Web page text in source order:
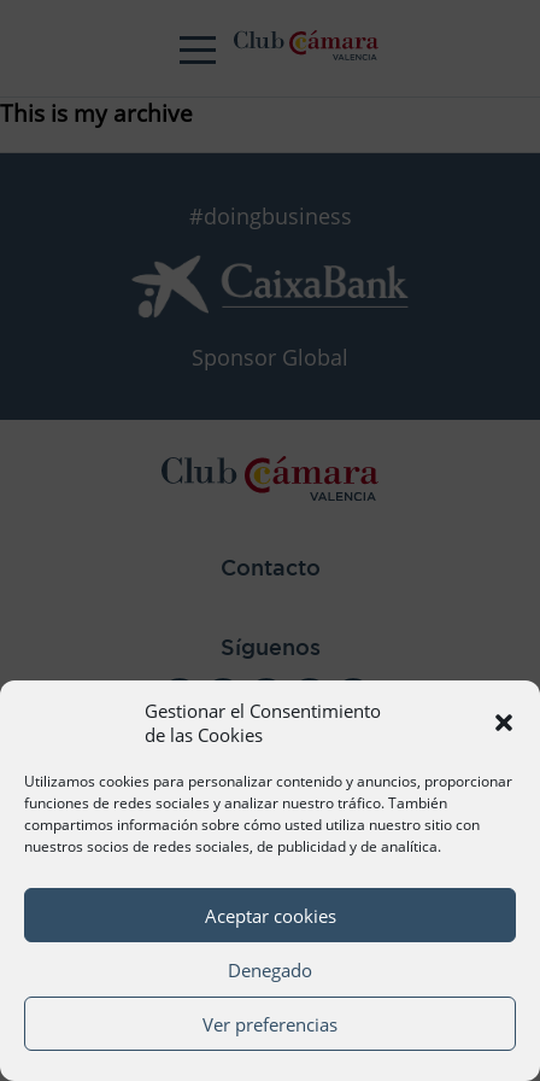
Gestionar el Consentimiento
de las Cookies
Utilizamos cookies para personalizar contenido y anuncios, proporcionar
funciones de redes sociales y analizar nuestro tráfico. También
compartimos información sobre cómo usted utiliza nuestro sitio con
nuestros socios de redes sociales, de publicidad y de analítica.
Aceptar cookies
Denegado
Ver preferencias
This is my archive
#doingbusiness
Sponsor Global
Contacto
Síguenos
©Cámara Oficial de Comercio, Industria, Servicios y
Navegación de València 2020